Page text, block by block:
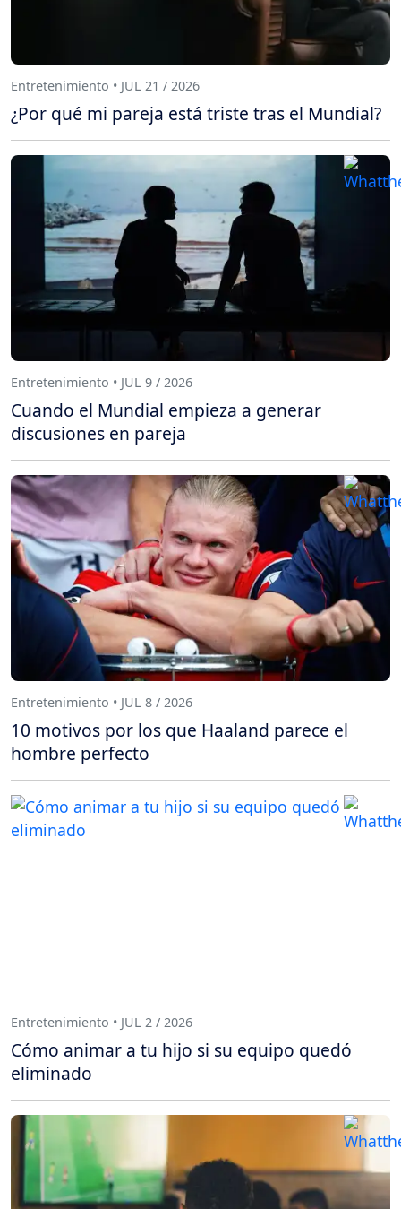
Entretenimiento • JUL 21 / 2026
¿Por qué mi pareja está triste tras el Mundial?
Entretenimiento • JUL 9 / 2026
Cuando el Mundial empieza a generar
discusiones en pareja
Entretenimiento • JUL 8 / 2026
10 motivos por los que Haaland parece el
hombre perfecto
Entretenimiento • JUL 2 / 2026
Cómo animar a tu hijo si su equipo quedó
eliminado